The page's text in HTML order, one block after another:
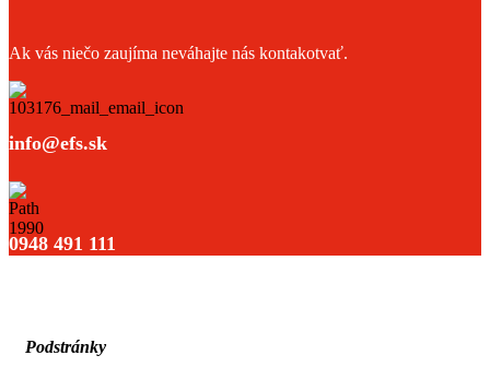
Ak vás niečo zaujíma neváhajte nás kontakotvať.
info@efs.sk
0948 491 111
Podstránky